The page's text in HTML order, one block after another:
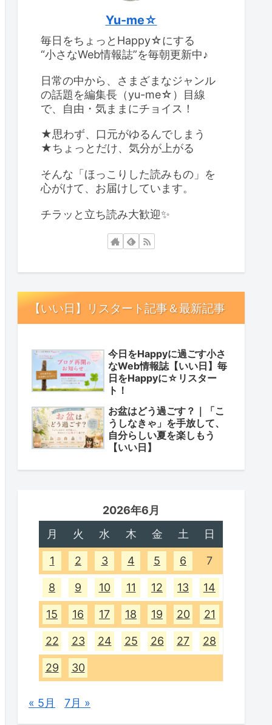
Yu-me☆
毎日をちょっとHappy☆にする
“小さなWeb情報誌”を毎朝更新中♪
日常の中から、さまざまなジャンル
の話題を編集長（yu-me☆）目線
で、自由・気ままにチョイス！
★思わず、口元がゆるんでしまう
★ちょっとだけ、気分が上がる
そんな「ほっこりした読みもの」を
心がけて、お届けしています。
チラッと立ち読み大歓迎✨️
【いい日】リスタート記事＆最新記事
今日をHappyに過ごす小さ
なWeb情報誌【いい日】毎
日をHappyに☆リスター
ト！
お盆はどう過ごす？｜「こ
うしなきゃ」を手放して、
自分らしい夏を楽しもう
【いい日】
2026年6月
月
火 水 木 金 土 日
1 2 3 4 5 6 7
8 9 10 11 12 13 14
15 16 17 18 19 20 21
22 23 24 25 26 27 28
29 30
« 5月 7月 »